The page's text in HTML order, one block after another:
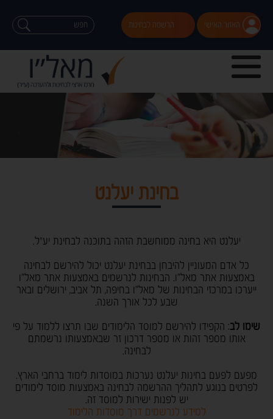
האזור האישי הרשמה לבחינות
בחינת יעלנט
יעלנט היא בחינה ממוחשבת הזהה בתוכנה לבחינת יע״ל.
כל אדם המעוניין להיבחן בבחינת יעלנט יכול להירשם לבחינה
באמצעות אתר מאל"ו. הבחינות לנרשמים באמצעות אתר מאל"ו
ייערכו במרכזי הבחינות של מאל"ו בחיפה, תל אביב, ירושלים ובאר
שבע לכל אורך השנה.
שימו לב: הקפידו להירשם למוסד הלימודים שבו תרצו ללמוד על פי
אותו מספר זהות או מספר דרכון זר שבאמצעותו נרשמתם
לבחינה.
מפעם לפעם בחינות יעלנט נערכות במוסדות לימוד ברחבי הארץ.
לפרטים בנוגע לתהליך ההרשמה לבחינה באמצעות מוסד לימודים
יש לפנות ישירות למוסד זה.
למידע לנרשמים דרך מוסדות הלימוד